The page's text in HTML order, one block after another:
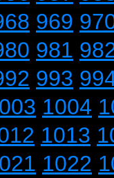
969
981
993
1004
1013
1022